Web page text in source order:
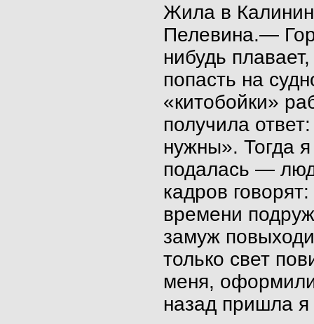
Жила в
Пелевина.—
нибудь
попасть на
«китобойки»
получила
нужны». Тогда
подалась —
кадров
времени
замуж
только свет
меня,
назад пришла я